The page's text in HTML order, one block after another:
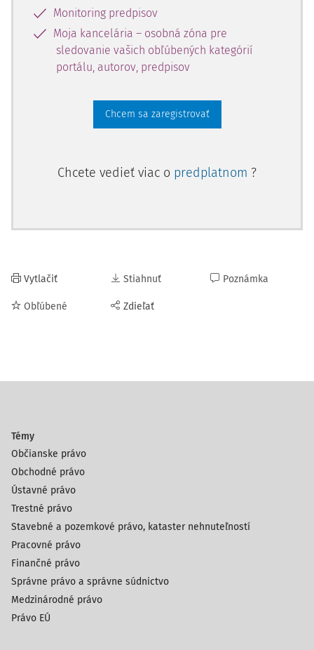
Monitoring predpisov
Moja kancelária – osobná zóna pre
sledovanie vašich obľúbených kategórií
portálu, autorov, predpisov
Chcem sa zaregistrovať
Chcete vedieť viac o predplatnom ?
Vytlačiť
Obľúbené
Stiahnuť
Zdieľať
Poznámka
Témy
Občianske právo
Obchodné právo
Ústavné právo
Trestné právo
Stavebné a pozemkové právo, kataster nehnuteľností
Pracovné právo
Finančné právo
Správne právo a správne súdnictvo
Medzinárodné právo
Právo EÚ